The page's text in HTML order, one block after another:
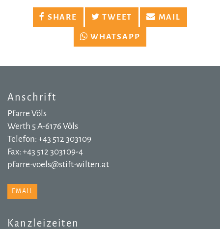
SHARE TWEET MAIL
WHATSAPP
Anschrift
Pfarre Völs
Werth 5 A-6176 Völs
Telefon: +43 512 303109
Fax: +43 512 303109-4
pfarre-voels@stift-wilten.at
EMAIL
Kanzleizeiten